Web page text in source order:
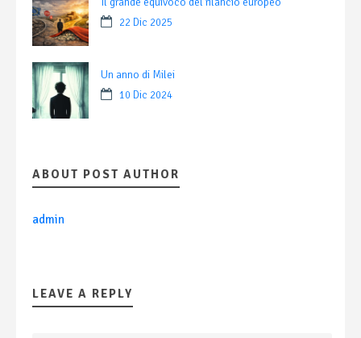
22 Dic 2025
Un anno di Milei
10 Dic 2024
ABOUT POST AUTHOR
admin
LEAVE A REPLY